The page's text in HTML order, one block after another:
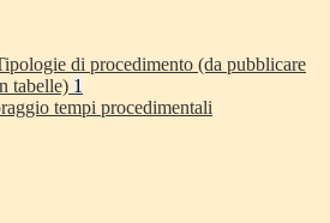
di procedimento (da pubblicare
tabelle) 1
tempi procedimentali